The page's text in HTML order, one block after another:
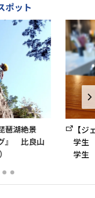
ポット
琶湖絶景
』 比良山
【
学
学生